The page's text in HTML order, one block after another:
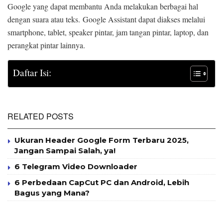
Google yang dapat membantu Anda melakukan berbagai hal
dengan suara atau teks. Google Assistant dapat diakses melalui
smartphone, tablet, speaker pintar, jam tangan pintar, laptop, dan
perangkat pintar lainnya.
Daftar Isi:
RELATED POSTS
Ukuran Header Google Form Terbaru 2025,
Jangan Sampai Salah, ya!
6 Telegram Video Downloader
6 Perbedaan CapCut PC dan Android, Lebih
Bagus yang Mana?